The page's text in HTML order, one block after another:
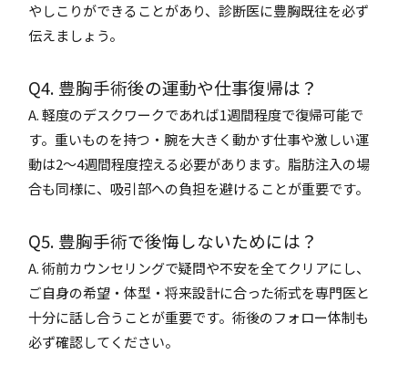
やしこりができることがあり、診断医に豊胸既往を必ず
伝えましょう。
Q4. 豊胸手術後の運動や仕事復帰は？
A. 軽度のデスクワークであれば1週間程度で復帰可能で
す。重いものを持つ・腕を大きく動かす仕事や激しい運
動は2～4週間程度控える必要があります。脂肪注入の場
合も同様に、吸引部への負担を避けることが重要です。
Q5. 豊胸手術で後悔しないためには？
A. 術前カウンセリングで疑問や不安を全てクリアにし、
ご自身の希望・体型・将来設計に合った術式を専門医と
十分に話し合うことが重要です。術後のフォロー体制も
必ず確認してください。